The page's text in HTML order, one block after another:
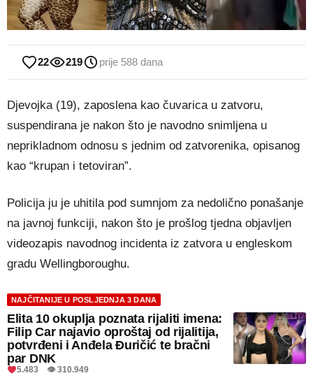
22 219 prije 588 dana
Djevojka (19), zaposlena kao čuvarica u zatvoru,
suspendirana je nakon što je navodno snimljena u
neprikladnom odnosu s jednim od zatvorenika, opisanog
kao “krupan i tetoviran”.
Policija ju je uhitila pod sumnjom za nedolično ponašanje
na javnoj funkciji, nakon što je prošlog tjedna objavljen
videozapis navodnog incidenta iz zatvora u engleskom
gradu Wellingboroughu.
NAJČITANIJE U POSLJEDNJA 3 DANA
Elita 10 okuplja poznata rijaliti imena:
Filip Car najavio oproštaj od rijalitija,
potvrđeni i Anđela Đuričić te bračni
par DNK
5.483 👁 310.949